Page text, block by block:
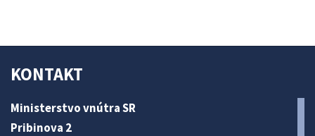
KONTAKT
Ministerstvo vnútra SR
Pribinova 2